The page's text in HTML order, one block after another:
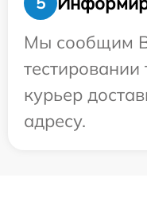
Мы сообщим
тестировании
курьер
адресу.